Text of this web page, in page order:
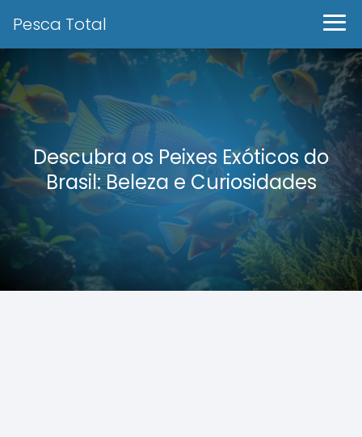
Pesca Total
Descubra os Peixes Exóticos do
Brasil: Beleza e Curiosidades